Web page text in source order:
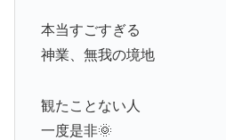
本当すごすぎる
神業、無我の境地
観たことない人
一度是非🌞